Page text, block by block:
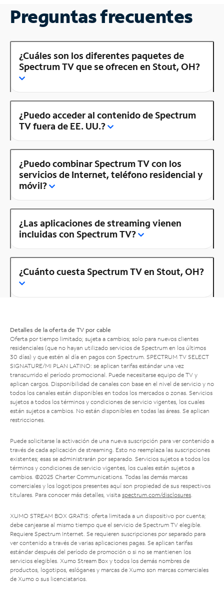
Preguntas frecuentes
¿Cuáles son los diferentes paquetes de
Spectrum TV que se ofrecen en Stout, OH?
¿Puedo acceder al contenido de Spectrum
TV fuera de EE. UU.?
¿Puedo combinar Spectrum TV con los
servicios de Internet, teléfono residencial y
móvil?
¿Las aplicaciones de streaming vienen
incluidas con Spectrum TV?
¿Cuánto cuesta Spectrum TV en Stout, OH?
Detalles de la oferta de TV por cable
Oferta por tiempo limitado; sujeta a cambios; solo para nuevos clientes
residenciales (que no hayan utilizado servicios de Spectrum en los últimos
30 días) y que estén al día en pagos con Spectrum. SPECTRUM TV SELECT
SIGNATURE/MI PLAN LATINO: se aplican tarifas estándar una vez
transcurrido el período promocional. Puede necesitarse equipo de TV y
aplican cargos. Disponibilidad de canales con base en el nivel de servicio y no
todos los canales están disponibles en todos los mercados o zonas. Servicios
sujetos a todos los términos y condiciones de servicio vigentes, los cuales
están sujetos a cambios. No están disponibles en todas las áreas. Se aplican
restricciones.
Puede solicitarse la activación de una nueva suscripción para ver contenido a
través de cada aplicación de streaming. Esto no reemplaza las suscripciones
existentes; esas se administrarán por separado. Servicios sujetos a todos los
términos y condiciones de servicio vigentes, los cuales están sujetos a
cambios. ©2025 Charter Communications. Todas las demás marcas
comerciales y los logotipos presentes aquí son propiedad de sus respectivos
titulares. Para conocer más detalles, visita spectrum.com/disclosures.
XUMO STREAM BOX GRATIS: oferta limitada a un dispositivo por cuenta;
debe canjearse al mismo tiempo que el servicio de Spectrum TV elegible.
Requiere Spectrum Internet. Se requieren suscripciones por separado para
ver contenido a través de varias aplicaciones pagas. Se aplican tarifas
estándar después del período de promoción o si no se mantienen los
servicios elegibles. Xumo Stream Box y todos los demás nombres de
productos, logotipos, eslóganes y marcas de Xumo son marcas comerciales
de Xumo o sus licenciatarios.